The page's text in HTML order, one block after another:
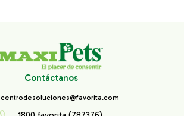
Contáctanos
centrodesoluciones@favorita.com